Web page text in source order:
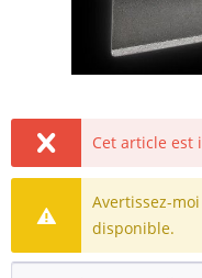
Cet article
Avertissez-
disponible.